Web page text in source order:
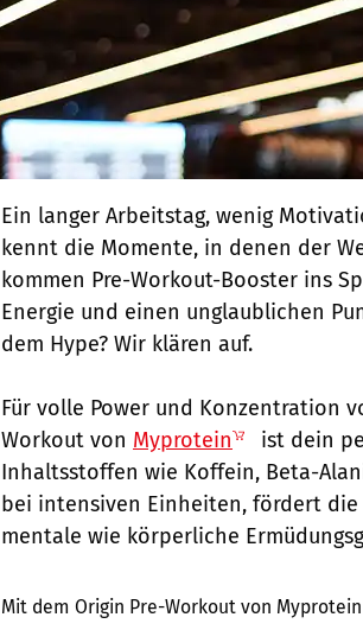
Ein langer Arbeitstag, wenig
kennt die Momente, in denen der
kommen Pre-Workout-Booster ins
Energie und einen unglaublichen
dem Hype? Wir klären auf.
Für volle Power und Konzentration
Workout von Myprotein
ist dein
Inhaltsstoffen wie Koffein, Beta-
bei intensiven Einheiten, fördert
mentale wie körperliche
Mit dem Origin Pre-Workout von